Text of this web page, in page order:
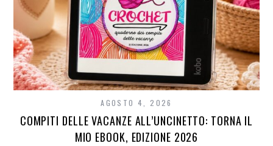
AGOSTO 4, 2026
COMPITI DELLE VACANZE ALL’UNCINETTO: TORNA IL
MIO EBOOK, EDIZIONE 2026